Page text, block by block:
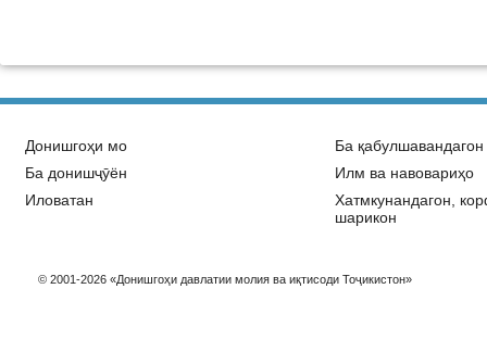
Донишгоҳи мо
Ба қабулшавандагон
Ба донишҷӯён
Илм ва навовариҳо
Иловатан
Хатмкунандагон,
шарикон
© 2001-2026 «Донишгоҳи давлатии молия ва иқтисоди Тоҷикистон»